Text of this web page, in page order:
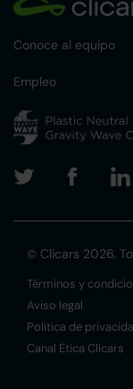
Conoce al equipo
Empleo
© Clicars 2026.
Términos y
Aviso legal
Política de
Canal Ética Clicars